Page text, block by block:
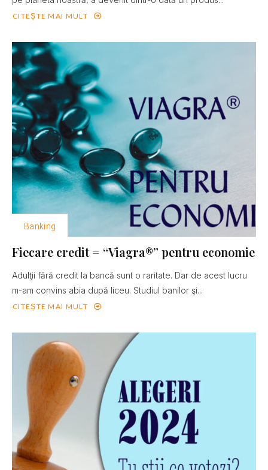
CITEȘTE MAI MULT
Banking
Fiecare credit = “Viagra®” pentru economie
Adulţii fără credit la bancă sunt o raritate. Dar de acest lucru
m-am convins abia după liceu. Studiul banilor şi...
CITEȘTE MAI MULT